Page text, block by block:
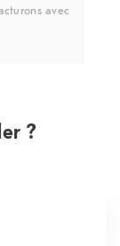
avec
?